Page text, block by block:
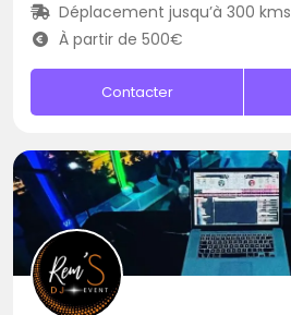
Déplacement jusqu’à 300 kms
À partir de 500€
Contacter